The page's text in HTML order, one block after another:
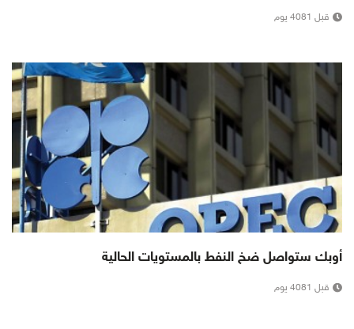
قبل 4081 يوم
أوبك ستواصل ضخ النفط بالمستويات الحالية
قبل 4081 يوم